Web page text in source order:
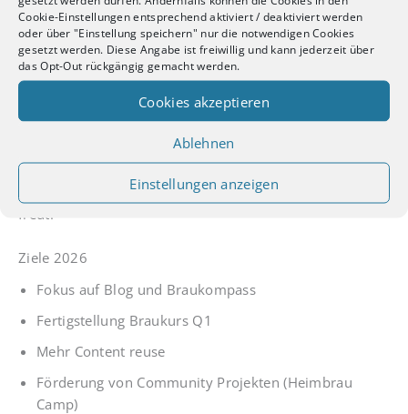
Cookie-Einstellungen entsprechend aktiviert / deaktiviert werden
oder über "Einstellung speichern" nur die notwendigen Cookies
gesetzt werden. Diese Angabe ist freiwillig und kann jederzeit über
das Opt-Out rückgängig gemacht werden.
Cookies akzeptieren
Ablehnen
Einstellungen anzeigen
Der Braukompassist noch sehr frisch und es gibt ja erst
ein paar Ausgaben, aber die Resonanz ist super. Ich habe
aus Datenschutzgründen das Tracking deaktiviert, sehe
aber natürlich (anonymisiert), wenn jemand auf einen
Link zu Malzknecht etc. klickt.
In Summe sind es inzwischen über 1100 Leute im
Newsletter bei einer Klickrate von 15-20%. Das ist weit
über dem Durchschnitt für Newsletter, was mich extrem
freut.
Ziele 2026
Fokus auf Blog und Braukompass
Fertigstellung Braukurs Q1
Mehr Content reuse
Förderung von Community Projekten (Heimbrau
Camp)